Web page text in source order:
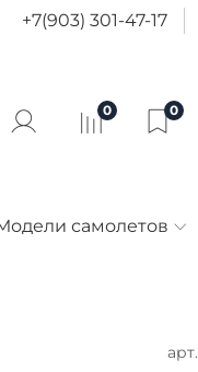
+7(903) 301-47-17
0 0
самолетов
арт.